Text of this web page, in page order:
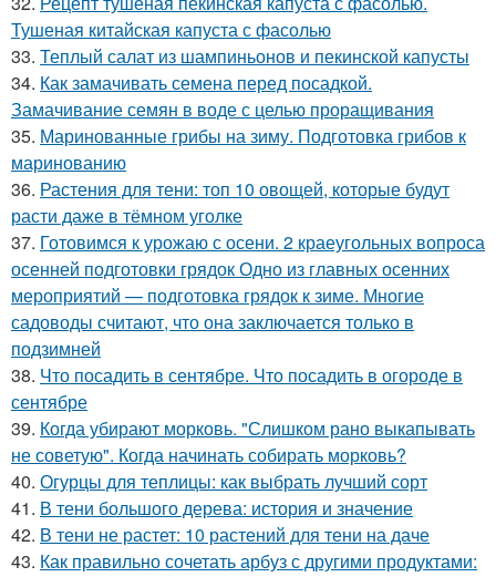
Тушеная китайская капуста с фасолью
33. Теплый салат из шампиньонов и пекинской капусты
34. Как замачивать семена перед посадкой.
Замачивание семян в воде с целью проращивания
35. Маринованные грибы на зиму. Подготовка грибов к
маринованию
36. Растения для тени: топ 10 овощей, которые будут
расти даже в тёмном уголке
37. Готовимся к урожаю с осени. 2 краеугольных вопроса
осенней подготовки грядок Одно из главных осенних
мероприятий — подготовка грядок к зиме. Многие
садоводы считают, что она заключается только в
подзимней
38. Что посадить в сентябре. Что посадить в огороде в
сентябре
39. Когда убирают морковь. "Слишком рано выкапывать
не советую". Когда начинать собирать морковь?
40. Огурцы для теплицы: как выбрать лучший сорт
41. В тени большого дерева: история и значение
42. В тени не растет: 10 растений для тени на даче
43. Как правильно сочетать арбуз с другими продуктами: